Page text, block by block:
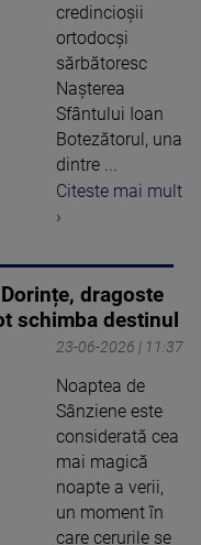
credincioșii
ortodocși
sărbătoresc
Nașterea
Sfântului Ioan
Botezătorul, una
dintre ...
Citeste mai mult
›
dragoste
schimba destinul
23-06-2026 | 11:37
Noaptea de
Sânziene este
considerată cea
mai magică
noapte a verii,
un moment în
care cerurile se